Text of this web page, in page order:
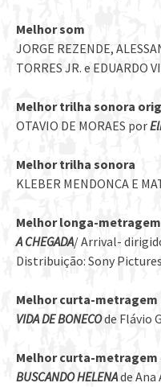
Melhor som
JORGE REZENDE,
TORRES JR. e EDUARDO
Melhor trilha sonora
OTAVIO DE MORAES por
Melhor trilha sonora
KLEBER MENDONCA E
Melhor longa-
A CHEGADA/ Arrival-
Distribuição: Sony Pictures
Melhor curta-metragem
VIDA DE BONECOde Flávio
Melhor curta-
BUSCANDO HELENAde Ana